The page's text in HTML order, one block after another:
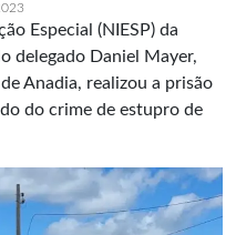
Especial (NIESP) da
delegado Daniel Mayer,
Anadia, realizou a prisão
do crime de estupro de